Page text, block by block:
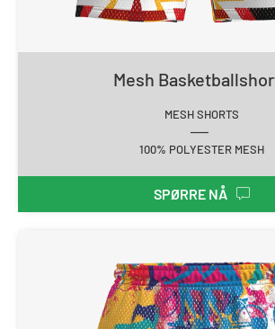
Mesh
MESH SHORTS
100% POLYESTER MESH
SPØRRE NÅ